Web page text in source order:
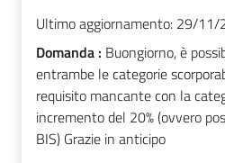
Ultimo aggiornamento: 29/11/
Domanda : Buongiorno, è
entrambe le categorie
requisito mancante con la
incremento del 20% (ovvero
BIS) Grazie in anticipo